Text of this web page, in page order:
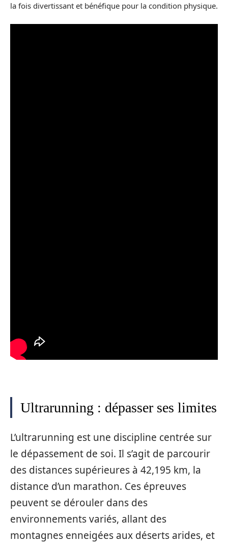
la fois divertissant et bénéfique pour la condition physique.
Ultrarunning : dépasser ses limites
L’ultrarunning est une discipline centrée sur
le dépassement de soi. Il s’agit de parcourir
des distances supérieures à 42,195 km, la
distance d’un marathon. Ces épreuves
peuvent se dérouler dans des
environnements variés, allant des
montagnes enneigées aux déserts arides, et